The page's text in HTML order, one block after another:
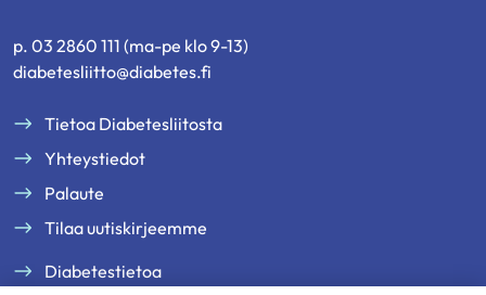
p. 03 2860 111 (ma-pe klo 9-13)
diabetesliitto@diabetes.fi
Tietoa Diabetesliitosta
Yhteystiedot
Palaute
Tilaa uutiskirjeemme
Diabetestietoa